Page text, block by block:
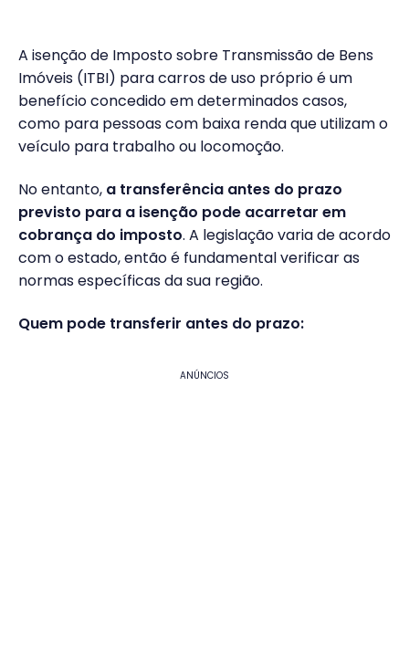
A isenção de Imposto sobre Transmissão de Bens
Imóveis (ITBI) para carros de uso próprio é um
benefício concedido em determinados casos,
como para pessoas com baixa renda que utilizam o
veículo para trabalho ou locomoção.
No entanto, a transferência antes do prazo
previsto para a isenção pode acarretar em
cobrança do imposto. A legislação varia de acordo
com o estado, então é fundamental verificar as
normas específicas da sua região.
Quem pode transferir antes do prazo:
ANÚNCIOS